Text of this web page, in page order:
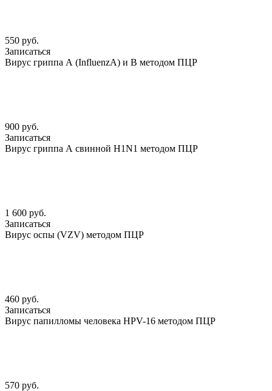
550 руб.
Записаться
Вирус гриппа А (InfluenzА) и В методом ПЦР
900 руб.
Записаться
Вирус гриппа А свинной H1N1 методом ПЦР
1 600 руб.
Записаться
Вирус оспы (VZV) методом ПЦР
460 руб.
Записаться
Вирус папилломы человека HPV-16 методом ПЦР
570 руб.